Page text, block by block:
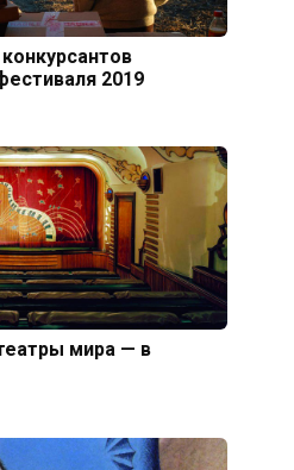
2019
мира — в